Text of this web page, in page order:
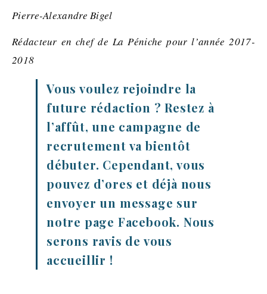
Pierre-Alexandre Bigel
Rédacteur en chef de La Péniche pour l’année 2017-
2018
Vous voulez rejoindre la
future rédaction ? Restez à
l’affût, une campagne de
recrutement va bientôt
débuter. Cependant, vous
pouvez d’ores et déjà nous
envoyer un message sur
notre page Facebook. Nous
serons ravis de vous
accueillir !